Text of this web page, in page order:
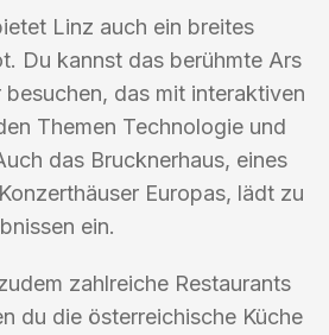
Linz auch ein breites
Du kannst das berühmte Ars
besuchen, das mit interaktiven
Themen Technologie und
das Brucknerhaus, eines
Europas, lädt zu
ein.
zahlreiche Restaurants
du die österreichische Küche